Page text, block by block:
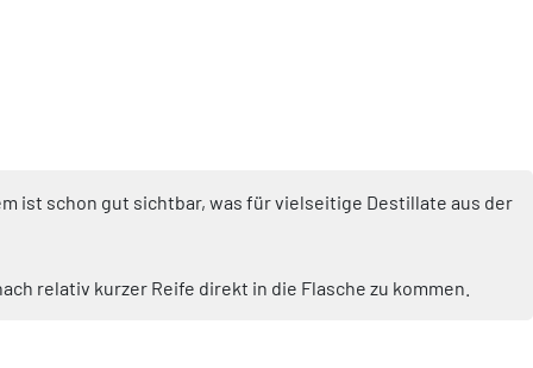
ist schon gut sichtbar, was für vielseitige Destillate aus der
relativ kurzer Reife direkt in die Flasche zu kommen.